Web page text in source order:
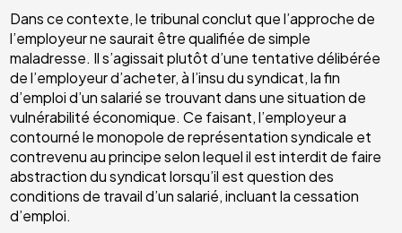
Dans ce contexte, le tribunal conclut que l’approche de
l’employeur ne saurait être qualifiée de simple
maladresse. Il s’agissait plutôt d’une tentative délibérée
de l’employeur d’acheter, à l’insu du syndicat, la fin
d’emploi d’un salarié se trouvant dans une situation de
vulnérabilité économique. Ce faisant, l’employeur a
contourné le monopole de représentation syndicale et
contrevenu au principe selon lequel il est interdit de faire
abstraction du syndicat lorsqu’il est question des
conditions de travail d’un salarié, incluant la cessation
d’emploi.